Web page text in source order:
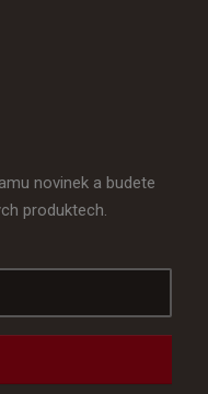
novinek a budete
produktech.